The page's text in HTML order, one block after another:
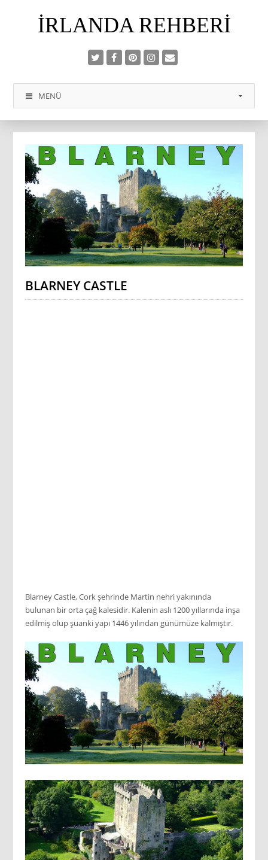
İRLANDA REHBERI
MENÜ
BLARNEY CASTLE
Blarney Castle, Cork şehrinde Martin nehri yakınında
bulunan bir orta çağ kalesidir. Kalenin aslı 1200 yıllarında inşa
edilmiş olup şuanki yapı 1446 yılından günümüze kalmıştır.